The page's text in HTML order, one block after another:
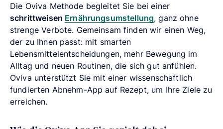
Die Oviva Methode begleitet Sie bei einer
schrittweisen Ernährungsumstellung, ganz ohne
strenge Verbote. Gemeinsam finden wir einen Weg,
der zu Ihnen passt: mit smarten
Lebensmittelentscheidungen, mehr Bewegung im
Alltag und neuen Routinen, die sich gut anfühlen.
Oviva unterstützt Sie mit einer wissenschaftlich
fundierten Abnehm-App auf Rezept, um Ihre Ziele zu
erreichen.